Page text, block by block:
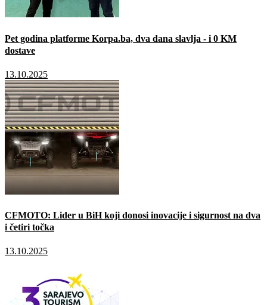
Pet godina platforme Korpa.ba, dva dana slavlja - i 0 KM
dostave
13.10.2025
CFMOTO: Lider u BiH koji donosi inovacije i sigurnost na dva
i četiri točka
13.10.2025